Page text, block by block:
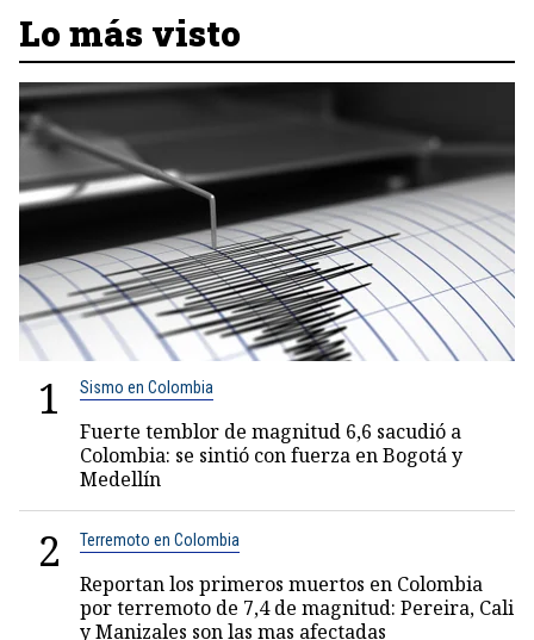
Lo más visto
1 Sismo en Colombia
Fuerte temblor de magnitud 6,6 sacudió a
Colombia: se sintió con fuerza en Bogotá y
Medellín
2 Terremoto en Colombia
Reportan los primeros muertos en Colombia
por terremoto de 7,4 de magnitud: Pereira, Cali
y Manizales son las mas afectadas